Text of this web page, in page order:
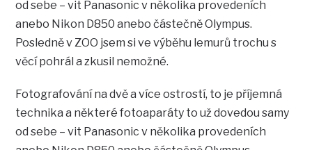
od sebe – vit Panasonic v několika provedeních
anebo Nikon D850 anebo částečně Olympus.
Posledně v ZOO jsem si ve výběhu lemurů trochu s
věcí pohrál a zkusil nemožné.
Fotografování na dvě a více ostrostí, to je příjemná
technika a některé fotoaparáty to už dovedou samy
od sebe – vit Panasonic v několika provedeních